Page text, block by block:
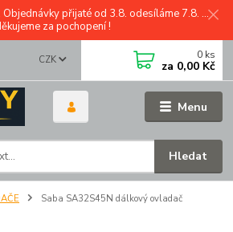
Objednávky přijaté od 3.8. odesíláme 7.8. ...
za pochopení !
Menu
CZK
Hledat
0 ks
za 0,00 Kč
Saba SA32S45N dálkový ovladač